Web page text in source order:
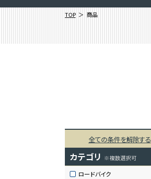
TOP 商品
全ての条件を解除する
カテゴリ ※複数選択可
ロードバイク